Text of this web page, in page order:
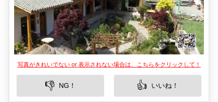
👎 NG！ 👍 いいね！
白水河公園は、中国湖北省襄陽市に位置する美し
い観光地です。この公園はその静寂で美しい自然
環境と、地元の人々や観光客にとってのリラクゼ